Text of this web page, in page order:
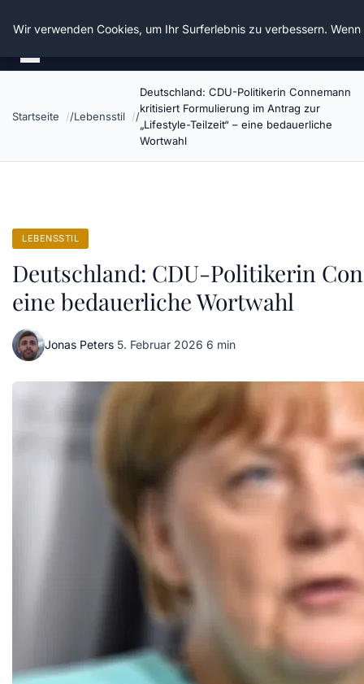
Die Schnitter
Startseite Lebensstil
Deutschland: CDU-Politikerin Connemann
kritisiert Formulierung im Antrag zur
„Lifestyle-Teilzeit“ – eine bedauerliche
Wortwahl
LEBENSSTIL
Deutschland: CDU-Politikerin
eine bedauerliche Wortwahl
Jonas Peters·5. Februar 2026·6 min
Wir verwenden Cookies, um Ihr Surferlebnis zu verbessern.